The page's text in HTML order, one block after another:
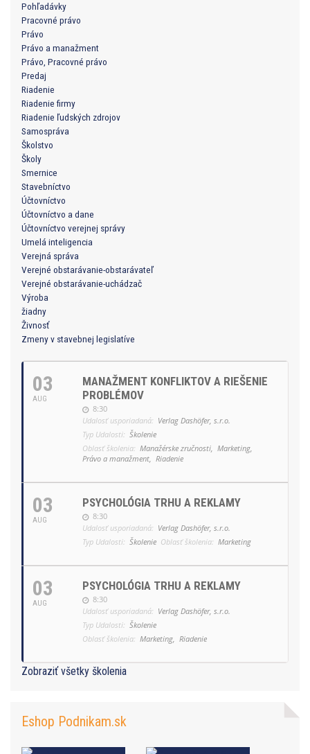
Pohľadávky
Pracovné právo
Právo
Právo a manažment
Právo, Pracovné právo
Predaj
Riadenie
Riadenie firmy
Riadenie ľudských zdrojov
Samospráva
Školstvo
Školy
Smernice
Stavebníctvo
Účtovníctvo
Účtovníctvo a dane
Účtovníctvo verejnej správy
Umelá inteligencia
Verejná správa
Verejné obstarávanie-obstarávateľ
Verejné obstarávanie-uchádzač
Výroba
žiadny
Živnosť
Zmeny v stavebnej legislatíve
03
AUG
MANAŽMENT KONFLIKTOV A RIEŠENIE
PROBLÉMOV
8:30
Udalosť usporiadaná: Verlag Dashöfer, s.r.o.
Typ Udalosti: Školenie
Oblasť školenia: Manažérske zručnosti, Marketing,
Právo a manažment, Riadenie
03
AUG
PSYCHOLÓGIA TRHU A REKLAMY
8:30
Udalosť usporiadaná: Verlag Dashöfer, s.r.o.
Typ Udalosti: Školenie Oblasť školenia: Marketing
03
AUG
PSYCHOLÓGIA TRHU A REKLAMY
8:30
Udalosť usporiadaná: Verlag Dashöfer, s.r.o.
Typ Udalosti: Školenie
Oblasť školenia: Marketing, Riadenie
Zobraziť všetky školenia
Eshop Podnikam.sk